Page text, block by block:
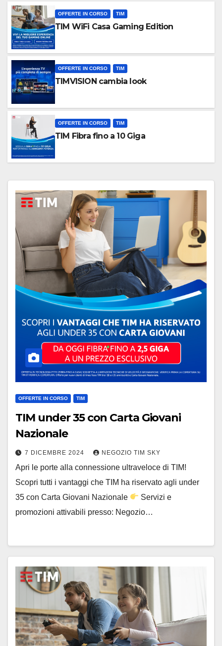
OFFERTE IN CORSO TIM
TIM WiFi Casa Gaming Edition
OFFERTE IN CORSO TIM
TIMVISION cambia look
OFFERTE IN CORSO TIM
TIM Fibra fino a 10 Giga
OFFERTE IN CORSO TIM
TIM under 35 con Carta Giovani
Nazionale
7 DICEMBRE 2024 NEGOZIO TIM SKY
Apri le porte alla connessione ultraveloce di TIM!
Scopri tutti i vantaggi che TIM ha riservato agli under
35 con Carta Giovani Nazionale
Servizi e
promozioni attivabili presso: Negozio…